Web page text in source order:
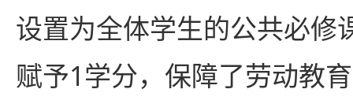
设置为全体学生的公共必修
赋予1学分，保障了劳动教